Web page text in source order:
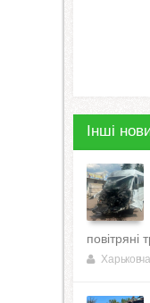
Інші
повітряні